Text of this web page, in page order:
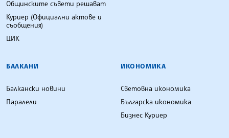
Общинските съвети решават
Куриер (Официални актове и
съобщения)
ЦИК
БАЛКАНИ
Балкански новини
Паралели
ИКОНОМИКА
Световна икономика
Българска икономика
Бизнес Куриер